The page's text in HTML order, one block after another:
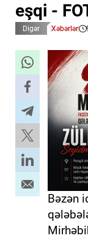
eşqi -
Digər Xəbərlər
Bəzən